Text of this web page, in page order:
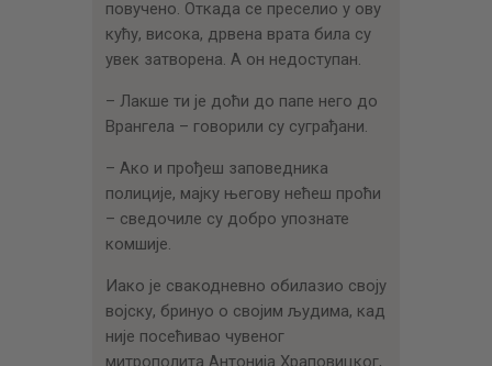
повучено. Откада се преселио у ову
кућу, висока, дрвена врата била су
увек затворена. А он недоступан.
– Лакше ти је доћи до папе него до
Врангела – говорили су суграђани.
– Ако и прођеш заповедника
полиције, мајку његову нећеш проћи
– сведочиле су добро упознате
комшије.
Иако је свакодневно обилазио своју
војску, бринуо о својим људима, кад
није посећивао чувеног
митрополита Антонија Храповицког,